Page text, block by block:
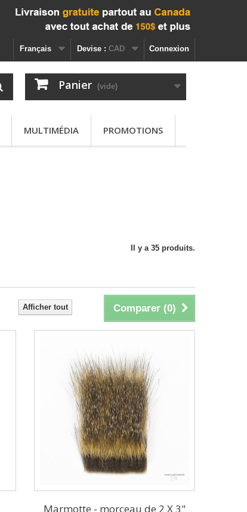
Connexion
Devise : CAD
Français
Panier (vide)
MULTIMÉDIA PROMOTIONS
Il y a 35 produits.
Comparer (0)
Afficher tout
Marmotte - morceau de 2 X 3"